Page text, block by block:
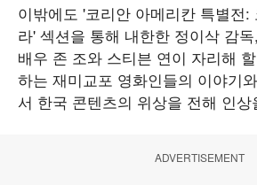
이밖에도 '코리안 아메리칸 특별전:
라' 섹션을 통해 내한한 정이삭 감
배우 존 조와 스티븐 연이 자리해
하는 재미교포 영화인들의 이야기
서 한국 콘텐츠의 위상을 전해 인상
ADVERTISEMENT